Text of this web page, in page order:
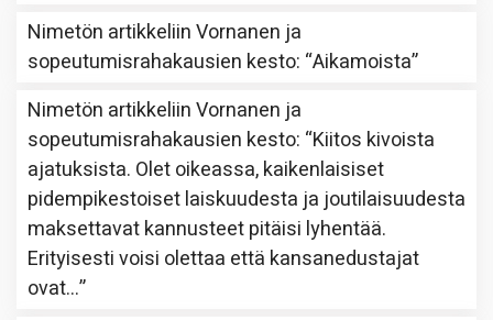
Nimetön artikkeliinVornanen ja
sopeutumisrahakausien kesto: “Aikamoista”
Nimetön artikkeliinVornanen ja
sopeutumisrahakausien kesto: “Kiitos kivoista
ajatuksista. Olet oikeassa, kaikenlaisiset
pidempikestoiset laiskuudesta ja joutilaisuudesta
maksettavat kannusteet pitäisi lyhentää.
Erityisesti voisi olettaa että kansanedustajat
ovat…”